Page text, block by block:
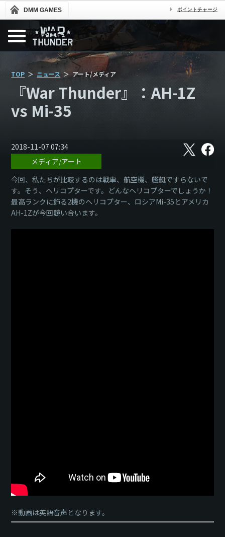
DMM GAMES ポイントチャージ
TOP ニュース アート/メディア
『War Thunder』：AH-1Z
vs Mi-35
2018-11-07 07:34 X フ
ェ
ブ
ッ
ク
メディア/アート
今回、私たちが比較するのは戦車、航空機、艦艇ですらないで
す。そう、ヘリコプターです。どんなヘリコプターでしょうか！
最高ランクに飾る2機のヘリコプター、ロシアMi-35とアメリカ
AH-1Zが今回競い合います。
※動画は英語音声となります。